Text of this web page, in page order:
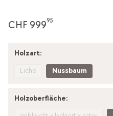
CHF 99995
Holzart:
Eiche Nussbaum
Holzoberfläche: